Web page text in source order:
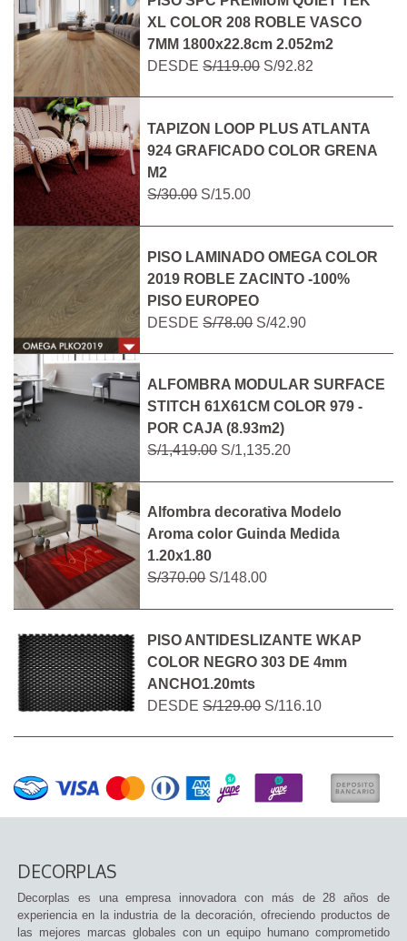
XL COLOR 208 ROBLE VASCO
7MM 1800x22.8cm 2.052m2
DESDES/119.00S/92.82
TAPIZON LOOP PLUS ATLANTA
924 GRAFICADO COLOR GRENA
M2
S/30.00S/15.00
PISO LAMINADO OMEGA COLOR
2019 ROBLE ZACINTO -100%
PISO EUROPEO
DESDES/78.00S/42.90
ALFOMBRA MODULAR SURFACE
STITCH 61X61CM COLOR 979 -
POR CAJA (8.93m2)
S/1,419.00S/1,135.20
Alfombra decorativa Modelo
Aroma color Guinda Medida
1.20x1.80
S/370.00S/148.00
PISO ANTIDESLIZANTE WKAP
COLOR NEGRO 303 DE 4mm
ANCHO1.20mts
DESDES/129.00S/116.10
DECORPLAS
Decorplas es una empresa innovadora con más de 28 años de
experiencia en la industria de la decoración, ofreciendo productos de
las mejores marcas globales con un equipo humano comprometido